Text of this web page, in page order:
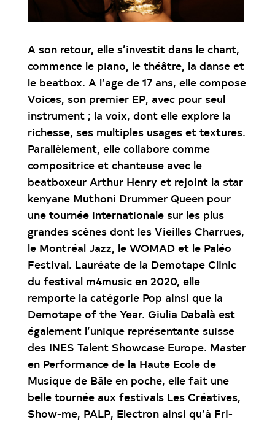
A son retour, elle s’investit dans le chant,
commence le piano, le théâtre, la danse et
le beatbox. A l’age de 17 ans, elle compose
Voices, son premier EP, avec pour seul
instrument ; la voix, dont elle explore la
richesse, ses multiples usages et textures.
Parallèlement, elle collabore comme
compositrice et chanteuse avec le
beatboxeur Arthur Henry et rejoint la star
kenyane Muthoni Drummer Queen pour
une tournée internationale sur les plus
grandes scènes dont les Vieilles Charrues,
le Montréal Jazz, le WOMAD et le Paléo
Festival. Lauréate de la Demotape Clinic
du festival m4music en 2020, elle
remporte la catégorie Pop ainsi que la
Demotape of the Year. Giulia Dabalà est
également l’unique représentante suisse
des INES Talent Showcase Europe. Master
en Performance de la Haute Ecole de
Musique de Bâle en poche, elle fait une
belle tournée aux festivals Les Créatives,
Show-me, PALP, Electron ainsi qu’à Fri-